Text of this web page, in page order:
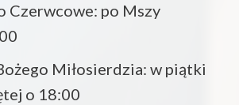
Czerwcowe: po Mszy
Miłosierdzia: w piątki
o 18:00